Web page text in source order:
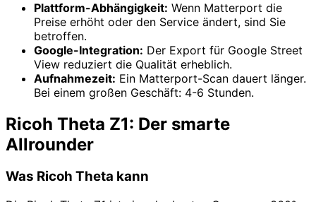
Plattform-Abhängigkeit: Wenn Matterport die
Preise erhöht oder den Service ändert, sind Sie
betroffen.
Google-Integration: Der Export für Google Street
View reduziert die Qualität erheblich.
Aufnahmezeit: Ein Matterport-Scan dauert länger.
Bei einem großen Geschäft: 4-6 Stunden.
Ricoh Theta Z1: Der smarte
Allrounder
Was Ricoh Theta kann